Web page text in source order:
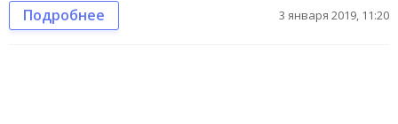
Подробнее 3 января 2019, 11:20